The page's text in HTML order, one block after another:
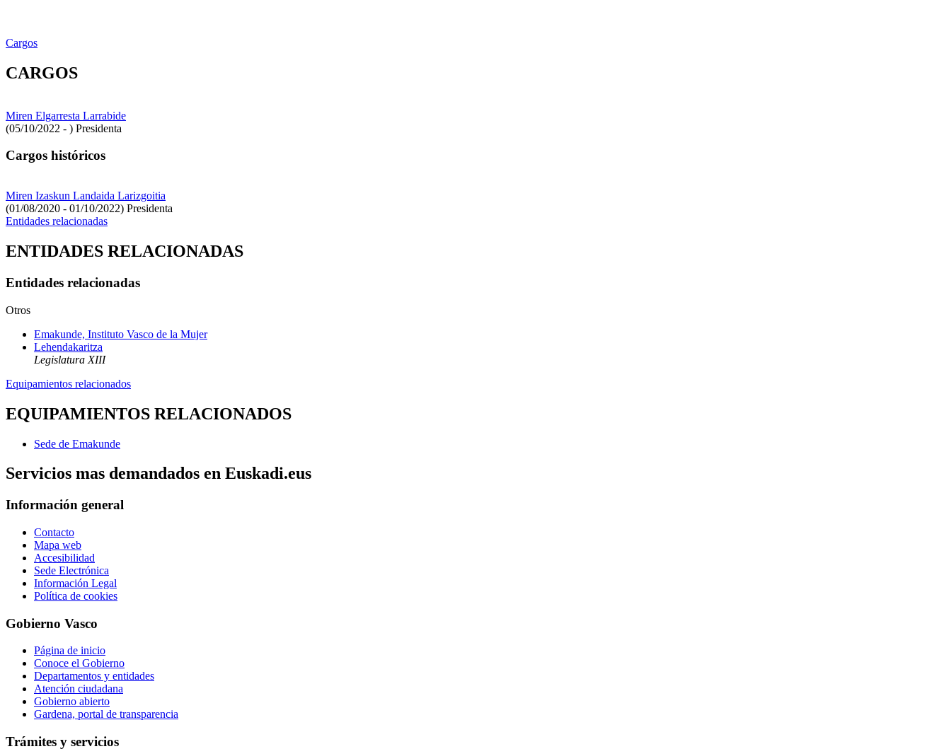
Cargos
CARGOS
Miren Elgarresta Larrabide
(05/10/2022 - ) Presidenta
Cargos históricos
Miren Izaskun Landaida Larizgoitia
(01/08/2020 - 01/10/2022) Presidenta
Entidades relacionadas
ENTIDADES RELACIONADAS
Entidades relacionadas
Otros
Emakunde, Instituto Vasco de la Mujer
Lehendakaritza
Legislatura XIII
Equipamientos relacionados
EQUIPAMIENTOS RELACIONADOS
Sede de Emakunde
Servicios mas demandados en Euskadi.eus
Información general
Contacto
Mapa web
Accesibilidad
Sede Electrónica
Información Legal
Política de cookies
Gobierno Vasco
Página de inicio
Conoce el Gobierno
Departamentos y entidades
Atención ciudadana
Gobierno abierto
Gardena, portal de transparencia
Trámites y servicios